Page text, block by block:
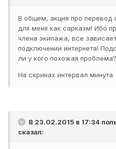
В общем, акция про перевод
для меня как сарказм! Ибо
члена экипажа, все
подключении интернета!
ли у кого похожая проблема?
На скринах интервал минута
В 23.02.2015 в 17:34
сказал: